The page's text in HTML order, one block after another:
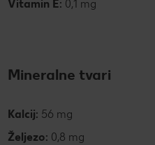
Vitamin E: 0,1 mg
Mineralne tvari
Kalcij: 56 mg
Željezo: 0,8 mg